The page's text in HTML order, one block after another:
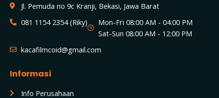
Jl. Pemuda no 9c Kranji, Bekasi, Jawa Barat
081 1154 2354 (Riky)
Mon-Fri 08:00 AM - 04:00 PM
Sat-Sun 08:00 AM - 12:00 PM
kacafilmcoid@gmail.com
Informasi
Info Perusahaan